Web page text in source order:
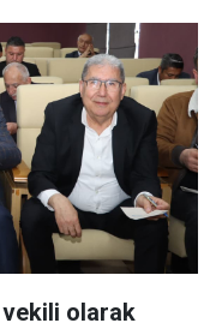
vekili olarak